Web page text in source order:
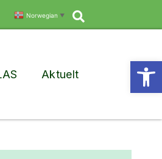
Norwegian ▼ Søk
Aktuelt